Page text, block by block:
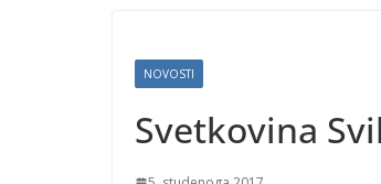
NOVOSTI
Svetkovina